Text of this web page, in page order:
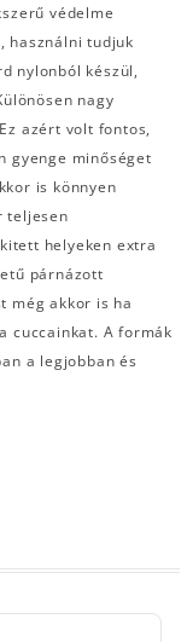
védelme
használni tudjuk
nylonból készül,
nagy
azért volt fontos,
gyenge minőséget
is könnyen
teljesen
helyeken extra
párnázott
még akkor is ha
cuccainkat. A formák
a legjobban és